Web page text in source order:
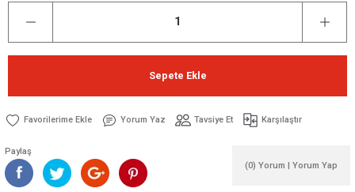
Sepete Ekle
Yorum Yaz Tavsiye Et Karşılaştır
Paylaş
(0) Yorum | Yorum Yap